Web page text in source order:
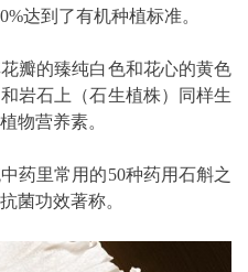
达到了有机种植标准。
瓣的臻纯白色和花心的黄色
岩石上（石生植株）同样生
物营养素。
药里常用的50种药用石斛之
菌功效著称。